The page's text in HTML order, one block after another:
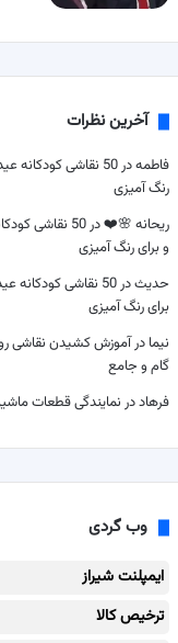
آخرین نظرات
فاطمهدر
50 نقاشی
رنگ آمیزی
ریحانه 🌸❤️در
50 نقاشی
و برای رنگ آمیزی
حدیثدر
50 نقاشی
برای رنگ آمیزی
نیما درآموزش کشیدن نقاشی
گام و جامع
فرهاددر نمایندگی قطعات
وب گردی
ایمپلنت شیراز
ترخیص کالا